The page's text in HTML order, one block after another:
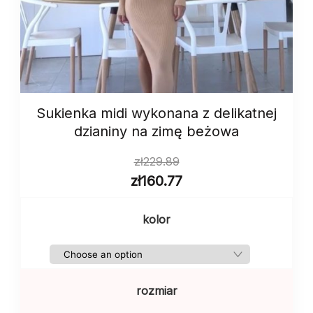
Sukienka midi wykonana z delikatnej
dzianiny na zimę beżowa
zł229.89
zł160.77
kolor
rozmiar